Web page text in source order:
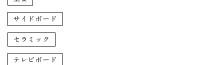
サイドボード
セラミック
テレビボード